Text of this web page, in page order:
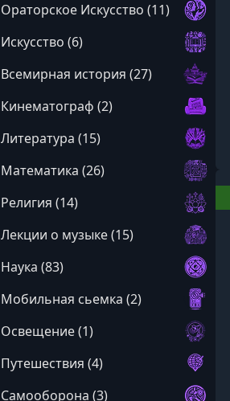
Ораторское Искусство (11)
Искусство (6)
Всемирная история (27)
Кинематограф (2)
Литература (15)
Математика (26)
Религия (14)
Лекции о музыке (15)
Наука (83)
Мобильная сьемка (2)
Освещение (1)
Путешествия (4)
Самооборона (3)